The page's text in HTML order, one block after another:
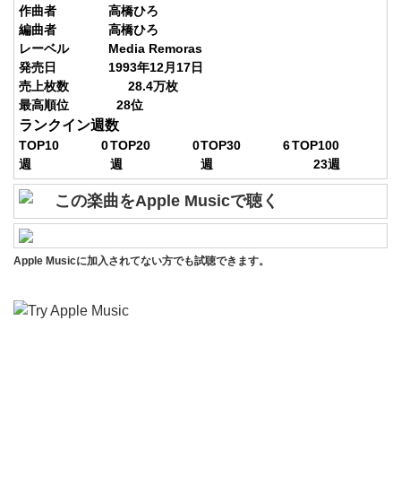
作曲者
高橋ひろ
編曲者
高橋ひろ
レーベル
Media Remoras
発売日
1993年12月17日
売上枚数
28.4万枚
最高順位
28位
ランクイン週数
TOP10
0
週
TOP20
0
週
TOP30
6
週
TOP100
23週
この楽曲をApple Musicで聴く
Apple Musicに加入されてない方でも試聴できます。